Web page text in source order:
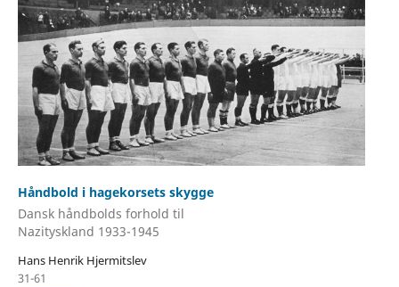
Håndbold i hagekorsets skygge
Dansk håndbolds forhold til
Nazityskland 1933-1945
Hans Henrik Hjermitslev
31-61